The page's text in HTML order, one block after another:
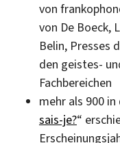
von
von De Boeck,
Belin, Presses
den geistes-
Fachbereichen
mehr als 900
sais-je?“